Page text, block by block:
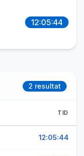
12:05:44
2 resultat
TID
12:05:44